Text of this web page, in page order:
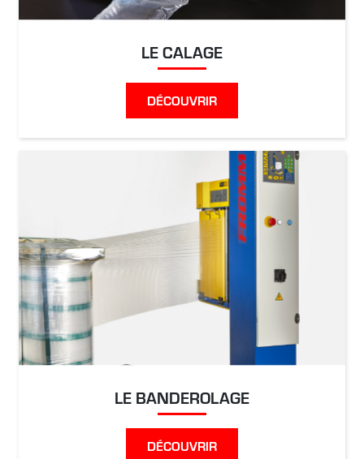
LE CALAGE
DÉCOUVRIR
LE BANDEROLAGE
DÉCOUVRIR